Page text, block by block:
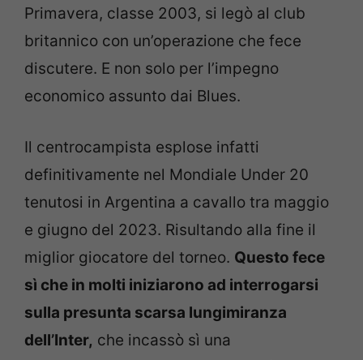
Primavera, classe 2003, si legò al club
britannico con un’operazione che fece
discutere. E non solo per l’impegno
economico assunto dai Blues.
Il centrocampista esplose infatti
definitivamente nel Mondiale Under 20
tenutosi in Argentina a cavallo tra maggio
e giugno del 2023. Risultando alla fine il
miglior giocatore del torneo. Questo fece
sì che in molti iniziarono ad interrogarsi
sulla presunta scarsa lungimiranza
dell’Inter, che incassò sì una